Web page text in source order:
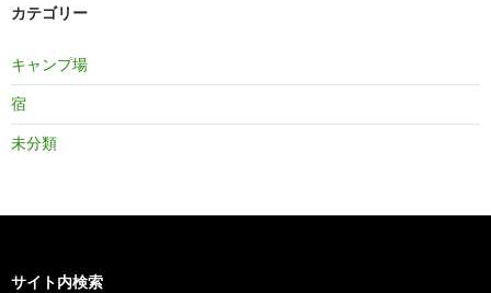
カテゴリー
キャンプ場
宿
未分類
サイト内検索